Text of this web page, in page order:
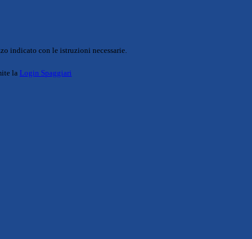
indicato con le istruzioni necessarie.
la Login Spaggiari